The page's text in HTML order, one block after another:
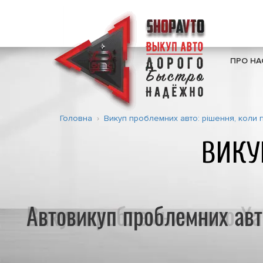
ПРО
Головна Викуп проблемних авто: рішення, коли
Автовикуп проблемних